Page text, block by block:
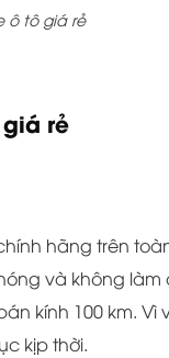
ô tô giá rẻ
rẻ
hãng trên
và không làm
kính 100 km.
kịp thời.